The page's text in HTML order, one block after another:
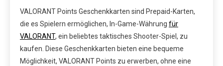
VALORANT Points Geschenkkarten sind Prepaid-Karten,
die es Spielern ermöglichen, In-Game-Währung für
VALORANT, ein beliebtes taktisches Shooter-Spiel, zu
kaufen. Diese Geschenkkarten bieten eine bequeme
Möglichkeit, VALORANT Points zu erwerben, ohne eine